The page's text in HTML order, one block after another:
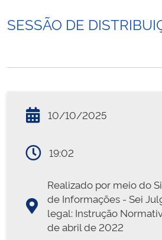
SESSÃO DE
10/10/2025
19:02
Realizado por meio do
de Informações - Sei
legal: Instrução
de abril de 2022